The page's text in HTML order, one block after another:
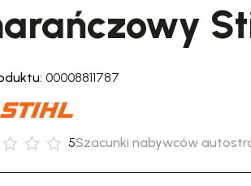
00008811787
5Szacunki nabywców